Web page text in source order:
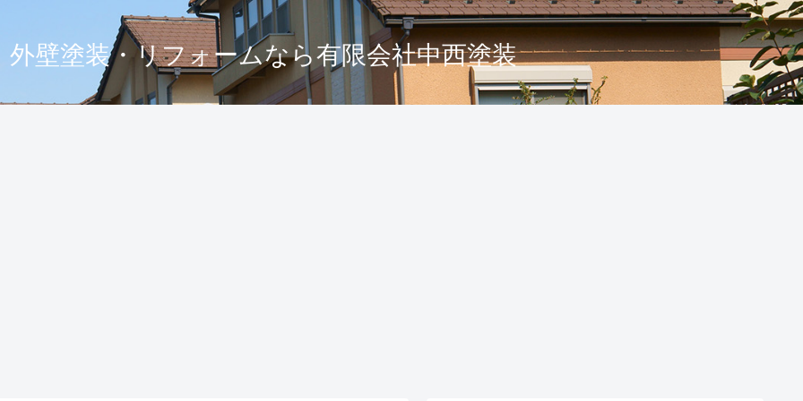
外壁塗装・リフォームなら有限会社中西塗装